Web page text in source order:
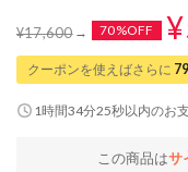
¥17,600 70%OFF
クーポンを使えばさらに
1時間34分25秒以内のお
この商品はサ